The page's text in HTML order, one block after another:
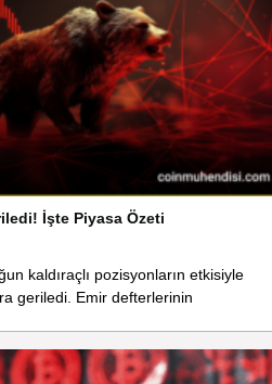
İşte Piyasa Özeti
kaldıraçlı pozisyonların etkisiyle
geriledi. Emir defterlerinin